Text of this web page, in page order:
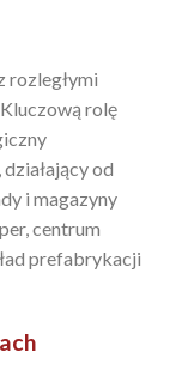
rozległymi
rolę
od
i magazyny
centrum
prefabrykacji